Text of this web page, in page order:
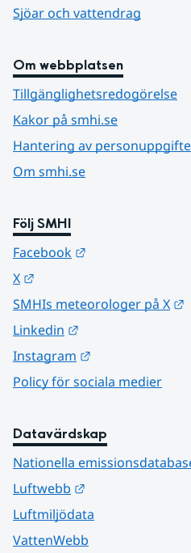
Sjöar och vattendrag
Om webbplatsen
Tillgänglighetsredogörelse
Kakor på smhi.se
Hantering av
Om smhi.se
Följ SMHI
Facebook
X
SMHIs meteorologer på X
Linkedin
Instagram
Policy för sociala medier
Datavärdskap
Nationella
Luftwebb
Luftmiljödata
VattenWebb